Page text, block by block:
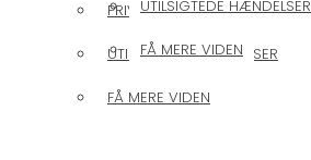
UTILSIGTEDE HÆNDELSER
FÅ MERE VIDEN
PRIVATLIVSPOLITIK
UTILSIGTEDE HÆNDELSER
FÅ MERE VIDEN